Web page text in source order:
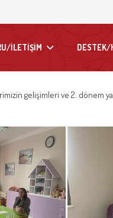
İLETİŞİM DESTEK/
gelişimleri ve 2. dönem